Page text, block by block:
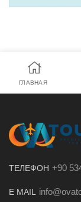
ГЛАВНАЯ
ТЕЛЕФОН +90
E MAIL